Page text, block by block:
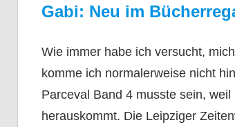
Gabi: Neu im
Wie immer habe ich versucht,
komme ich normalerweise nicht
Parceval Band 4 musste sein,
herauskommt. Die Leipziger